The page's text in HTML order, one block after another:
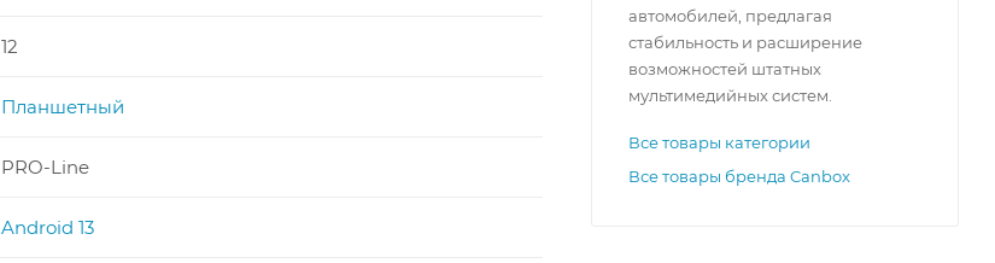
12
Планшетный
PRO-Line
Android 13
автомобилей, предлагая
стабильность и расширение
возможностей штатных
мультимедийных систем.
Все товары категории
Все товары бренда Canbox